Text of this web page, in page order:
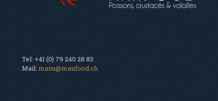
Tel: +41 (0) 79 240 28 83
Mail: manu@manfood.ch